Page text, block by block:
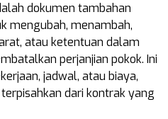
dokumen tambahan
mengubah, menambah,
atau ketentuan dalam
perjanjian pokok. Ini
jadwal, atau biaya,
dari kontrak yang